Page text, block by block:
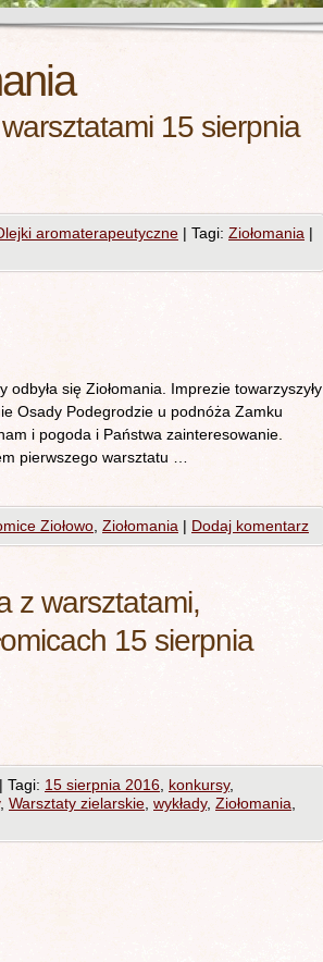
15 sierpnia
aromaterapeutyczne | Tagi: Ziołomania |
się Ziołomania. Imprezie towarzyszyły
Osady Podegrodzie u podnóża Zamku
i pogoda i Państwa zainteresowanie.
pierwszego warsztatu …
Ziołowo Ziołomania | Dodaj komentarz
z warsztatami,
15 sierpnia
| Tagi: 15 sierpnia 2016 konkursy,
, Warsztaty zielarskie wykłady, Ziołomania